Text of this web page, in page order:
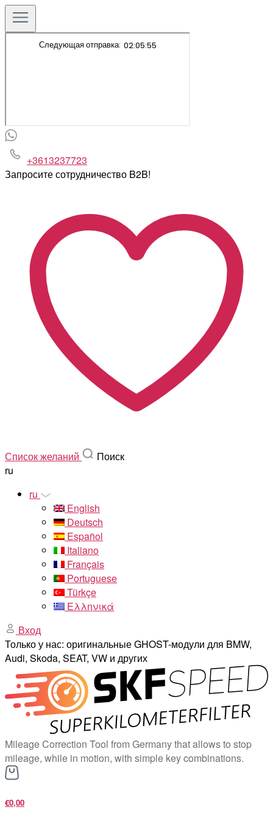
+3613237723
Запросите сотрудничество B2B!
Список желаний
Поиск
ru
ru
English
Deutsch
Español
Italiano
Français
Portuguese
Türkçe
Ελληνικά
Вход
Только у нас: оригинальные GHOST-модули для BMW,
Audi, Skoda, SEAT, VW и других
Mileage Correction Tool from Germany that allows to stop
mileage, while in motion, with simple key combinations.
€0,00